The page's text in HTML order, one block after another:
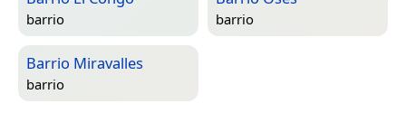
barrio barrio
Barrio Miravalles
barrio